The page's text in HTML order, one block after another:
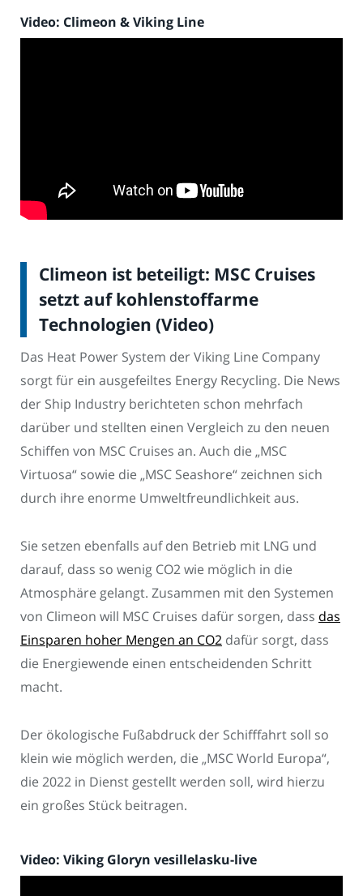
Video: Climeon & Viking Line
Climeon ist beteiligt: MSC Cruises
setzt auf kohlenstoffarme
Technologien (Video)
Das Heat Power System der Viking Line Company
sorgt für ein ausgefeiltes Energy Recycling. Die News
der Ship Industry berichteten schon mehrfach
darüber und stellten einen Vergleich zu den neuen
Schiffen von MSC Cruises an. Auch die „MSC
Virtuosa“ sowie die „MSC Seashore“ zeichnen sich
durch ihre enorme Umweltfreundlichkeit aus.
Sie setzen ebenfalls auf den Betrieb mit LNG und
darauf, dass so wenig CO2 wie möglich in die
Atmosphäre gelangt. Zusammen mit den Systemen
von Climeon will MSC Cruises dafür sorgen, dass das
Einsparen hoher Mengen an CO2 dafür sorgt, dass
die Energiewende einen entscheidenden Schritt
macht.
Der ökologische Fußabdruck der Schifffahrt soll so
klein wie möglich werden, die „MSC World Europa“,
die 2022 in Dienst gestellt werden soll, wird hierzu
ein großes Stück beitragen.
Video: Viking Gloryn vesillelasku-live